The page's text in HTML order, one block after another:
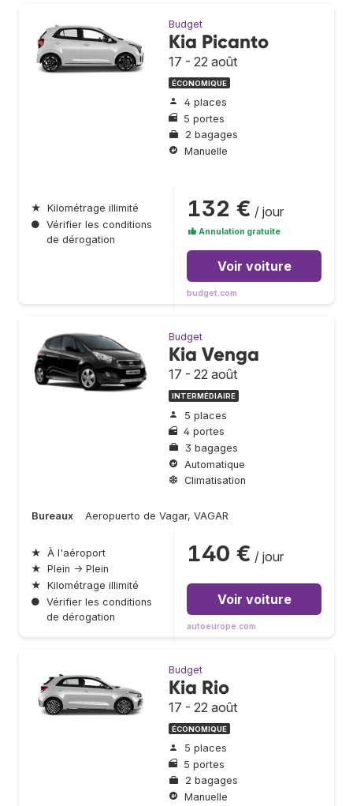
Budget
Kia Picanto
17 - 22 août
ÉCONOMIQUE
4 places
5 portes
2 bagages
Manuelle
★ Kilométrage illimité
● Vérifier les conditions
de dérogation
132 € / jour
Annulation gratuite
Voir voiture
budget.com
Budget
Kia Venga
17 - 22 août
INTERMÉDIAIRE
5 places
4 portes
3 bagages
Automatique
Climatisation
Bureaux Aeropuerto de Vagar, VAGAR
★ À l'aéroport
★ Plein → Plein
★ Kilométrage illimité
● Vérifier les conditions
de dérogation
140 € / jour
Voir voiture
autoeurope.com
Budget
Kia Rio
17 - 22 août
ÉCONOMIQUE
5 places
5 portes
2 bagages
Manuelle